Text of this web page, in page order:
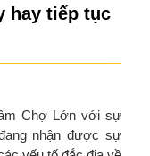
hay tiếp tục
Chợ Lớn với sự
nhận được sự